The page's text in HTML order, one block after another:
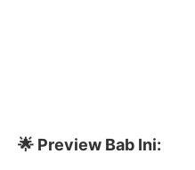
🌟 Preview Bab Ini: